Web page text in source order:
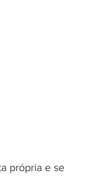
própria e se